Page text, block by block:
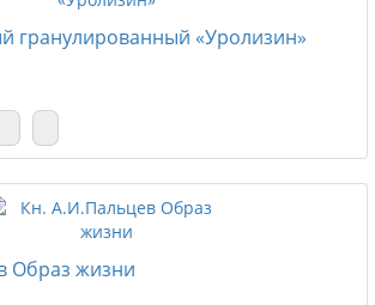
гранулированный «Уролизин»
Образ жизни